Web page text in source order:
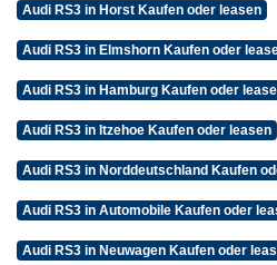
Audi RS3 in Horst Kaufen oder leasen
Audi RS3 in Elmshorn Kaufen oder
Audi RS3 in Hamburg Kaufen oder
Audi RS3 in Itzehoe Kaufen oder leasen
Audi RS3 in Norddeutschland Kaufen
Audi RS3 in Automobile Kaufen oder
Audi RS3 in Neuwagen Kaufen oder